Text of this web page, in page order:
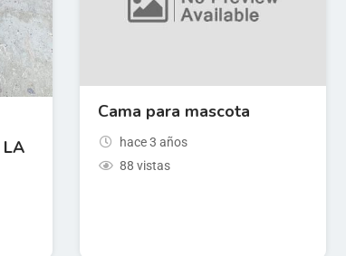
LA
Cama para mascota
hace 3 años
88 vistas